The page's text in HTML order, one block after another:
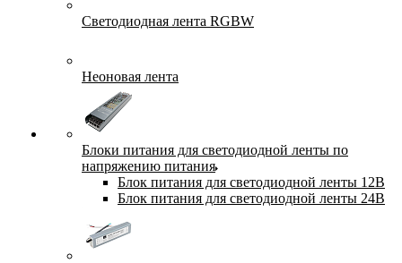
Светодиодная лента RGBW
Неоновая лента
Блоки питания для светодиодной ленты по
напряжению питания
Блок питания для светодиодной ленты 12В
Блок питания для светодиодной ленты 24В